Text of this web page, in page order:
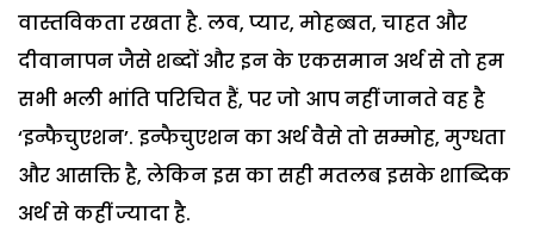
वास्तविकता रखता है. लव, प्यार, मोहब्बत, चाहत और
दीवानापन जैसे शब्दों और इन के एकसमान अर्थ से तो हम
सभी भली भांति परिचित हैं, पर जो आप नहीं जानते वह है
‘इन्फैचुएशन’. इन्फैचुएशन का अर्थ वैसे तो सम्मोह, मुग्धता
और आसक्ति है, लेकिन इस का सही मतलब इसके शाब्दिक
अर्थ से कहीं ज्यादा है.